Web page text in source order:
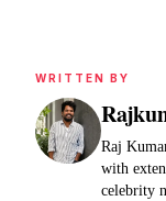
WRITTEN BY
Raj
with
celebrity